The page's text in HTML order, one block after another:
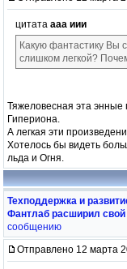
цитата ааа иии
Какую фантастику Вы
слишком легкой?
Тяжеловесная эта энные
Гипериона.
А легкая эти
Хотелось бы видеть
льда и Огня.
Техподдержка и
Фантлаб расширил свой
сообщению
Отправлено 12 марта